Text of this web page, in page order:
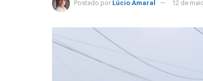
Postado por Lúcio Amaral 12 de